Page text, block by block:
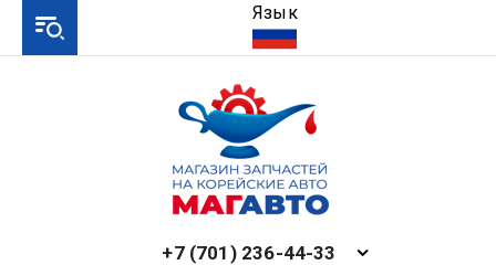
+7 (701) 236-44-33
Язык